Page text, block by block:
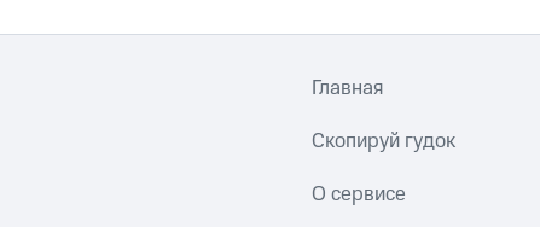
Главная
Скопируй гудок
О сервисе